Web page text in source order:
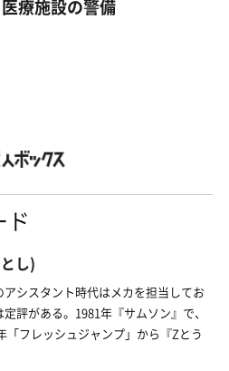
療施設の警備
し)
シスタント時代はメカを担当してお
評がある。1981年『サムソン』で、
「フレッシュジャンプ」から『Zとう